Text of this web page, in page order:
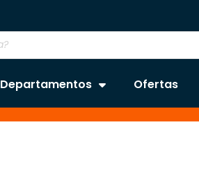
Departamentos Ofertas